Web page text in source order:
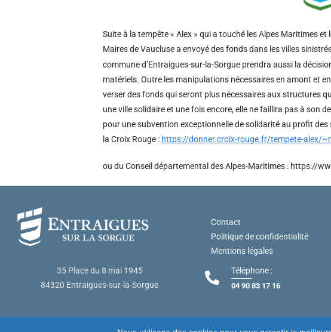
Suite à la tempête « Alex » qui a touché les Alpes Maritimes
Maires de Vaucluse a envoyé des fonds dans les villes
commune d’Entraigues-sur-la-Sorgue prendra aussi la
matériels. Outre les manipulations nécessaires en amont et
verser des fonds qui seront plus nécessaires aux structures
une ville solidaire et une fois encore, elle ne faillira pas à son
pour une subvention exceptionnelle de solidarité au profit
la Croix Rouge : https://donner.croix-rouge.fr/tempete-alex/
ou du Conseil départemental des Alpes-Maritimes : https://
35 Place du 8 mai 1945
84320 Entraigues-sur-la-Sorgue
Contact
Politique de confidentialité
Mentions légales
Téléphone :
04 90 83 17 16